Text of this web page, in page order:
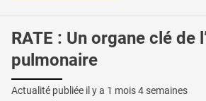
RATE : Un organe clé de
pulmonaire
Actualité publiée il y a 1 mois 4 semaines